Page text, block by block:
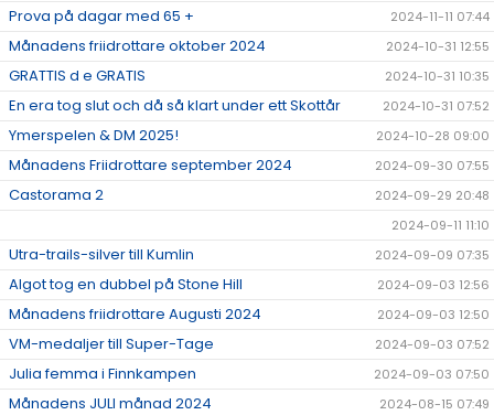
Prova på dagar med 65 + 2024-11-11 07:44
Månadens friidrottare oktober 2024 2024-10-31 12:55
GRATTIS d e GRATIS 2024-10-31 10:35
En era tog slut och då så klart under ett Skottår 2024-10-31 07:52
Ymerspelen & DM 2025! 2024-10-28 09:00
Månadens Friidrottare september 2024 2024-09-30 07:55
Castorama 2
2024-09-29 20:48
2024-09-11 11:10
Utra-trails-silver till Kumlin 2024-09-09 07:35
Algot tog en dubbel på Stone Hill 2024-09-03 12:56
Månadens friidrottare Augusti 2024 2024-09-03 12:50
VM-medaljer till Super-Tage 2024-09-03 07:52
Julia femma i Finnkampen 2024-09-03 07:50
Månadens JULI månad 2024 2024-08-15 07:49